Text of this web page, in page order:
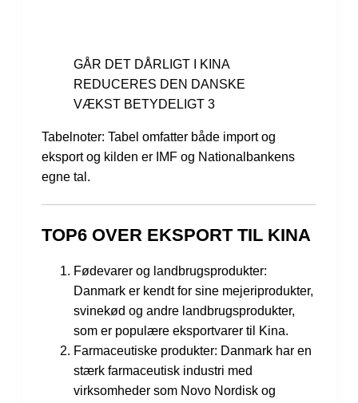
GÅR DET DÅRLIGT I KINA
REDUCERES DEN DANSKE
VÆKST BETYDELIGT 3
Tabelnoter: Tabel omfatter både import og
eksport og kilden er IMF og Nationalbankens
egne tal.
TOP6 OVER EKSPORT TIL KINA
Fødevarer og landbrugsprodukter:
Danmark er kendt for sine mejeriprodukter,
svinekød og andre landbrugsprodukter,
som er populære eksportvarer til Kina.
Farmaceutiske produkter: Danmark har en
stærk farmaceutisk industri med
virksomheder som Novo Nordisk og